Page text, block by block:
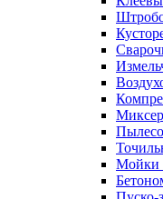
Мойки